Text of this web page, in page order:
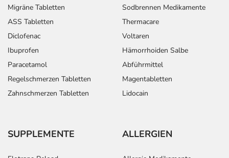
Migräne Tabletten
ASS Tabletten
Diclofenac
Ibuprofen
Paracetamol
Regelschmerzen Tabletten
Zahnschmerzen Tabletten
Sodbrennen Medikamente
Thermacare
Voltaren
Hämorrhoiden Salbe
Abführmittel
Magentabletten
Lidocain
SUPPLEMENTE ALLERGIEN